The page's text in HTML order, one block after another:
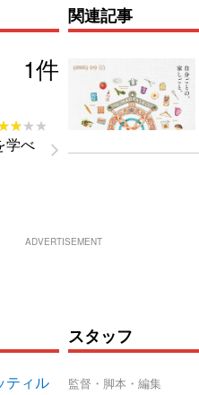
1件
学べ
関連記事
ADVERTISEMENT
ティル
スタッフ
監督・脚本・編集